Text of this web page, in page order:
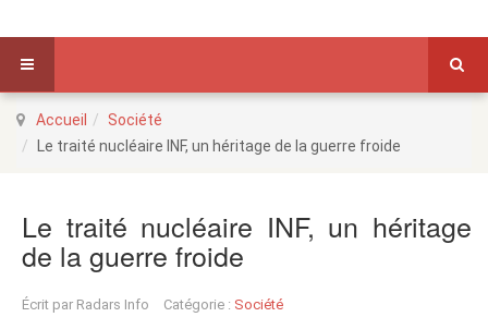
Accueil
Société
Le traité nucléaire INF, un héritage de la guerre froide
Le traité nucléaire INF, un héritage
de la guerre froide
Écrit par Radars Info Catégorie : Société